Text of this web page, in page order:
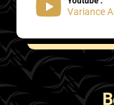
Variance